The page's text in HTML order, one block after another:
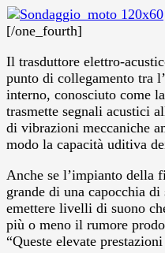
[/one_fourth]
Il trasduttore elettro-
punto di collegamento tra
interno, conosciuto come
trasmette segnali acustici
di vibrazioni meccaniche
modo la capacità uditiva
Anche se l’impianto della
grande di una capocchia
emettere livelli di suono
più o meno il rumore
“Queste elevate